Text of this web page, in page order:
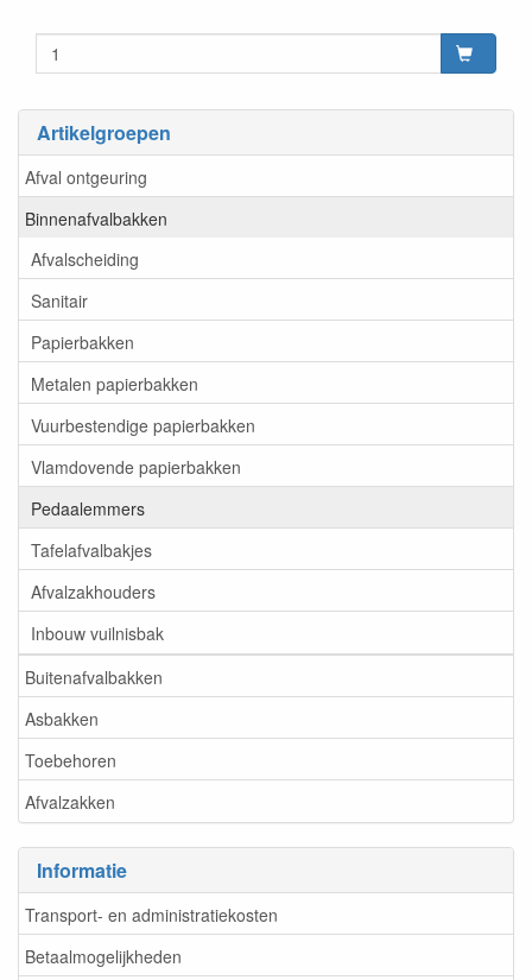
Artikelgroepen
Afval ontgeuring
Binnenafvalbakken
Afvalscheiding
Sanitair
Papierbakken
Metalen papierbakken
Vuurbestendige papierbakken
Vlamdovende papierbakken
Pedaalemmers
Tafelafvalbakjes
Afvalzakhouders
Inbouw vuilnisbak
Buitenafvalbakken
Asbakken
Toebehoren
Afvalzakken
Informatie
Transport- en administratiekosten
Betaalmogelijkheden